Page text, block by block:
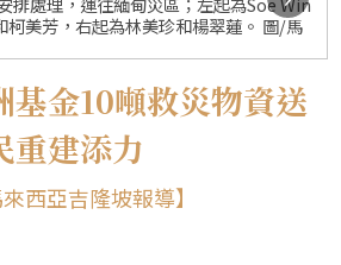
美芳，右起為林美珍和楊翠蓮。 圖/馬
基金10噸救災物資送
建添力
西亞吉隆坡報導】